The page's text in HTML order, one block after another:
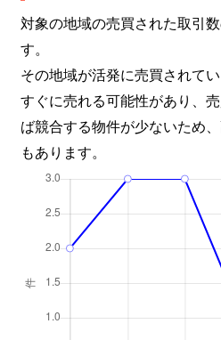
対象の地域の売買された取引
す。
その地域が活発に売買されて
すぐに売れる可能性があり、
ば競合する物件が少ないため
もあります。